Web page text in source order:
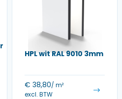
HPL wit RAL 9010 3mm
€ 38,80/ m²
excl. BTW